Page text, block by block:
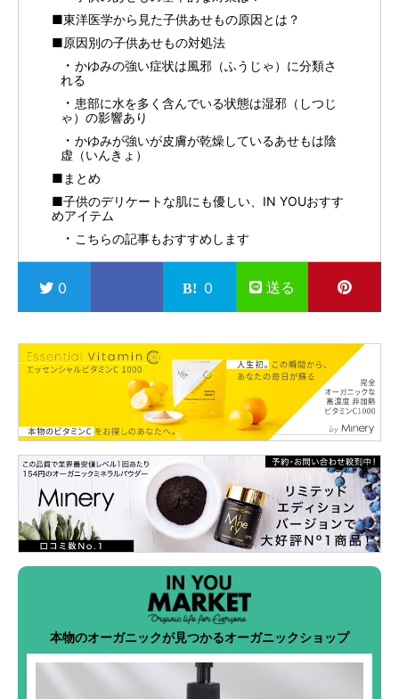
■東洋医学から見た子供あせもの原因とは？
■原因別の子供あせもの対処法
かゆみの強い症状は風邪（ふうじゃ）に分類さ
れる
患部に水を多く含んでいる状態は湿邪（しつじ
ゃ）の影響あり
かゆみが強いが皮膚が乾燥しているあせもは陰
虚（いんきょ）
■まとめ
■子供のデリケートな肌にも優しい、IN YOUおすす
めアイテム
こちらの記事もおすすめします
0 0 送る
本物のオーガニックが見つかるオーガニックショップ